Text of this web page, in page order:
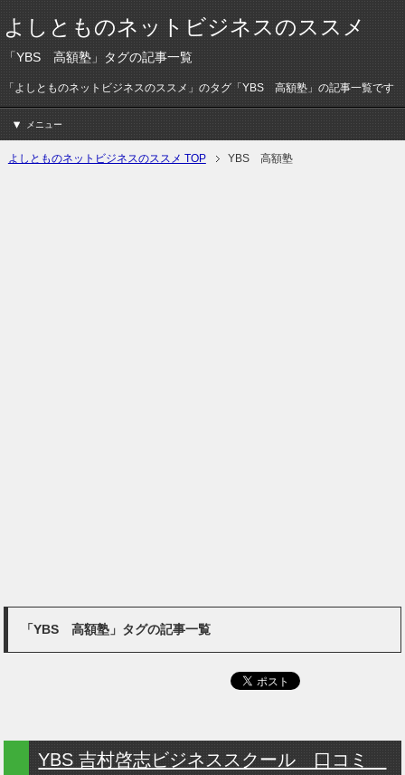
よしとものネットビジネスのススメ
「YBS 高額塾」タグの記事一覧
「よしとものネットビジネスのススメ」のタグ「YBS 高額塾」の記事一覧です
メニュー
よしとものネットビジネスのススメ TOP YBS 高額塾
「YBS 高額塾」タグの記事一覧
YBS 吉村啓志ビジネススクール 口コミ